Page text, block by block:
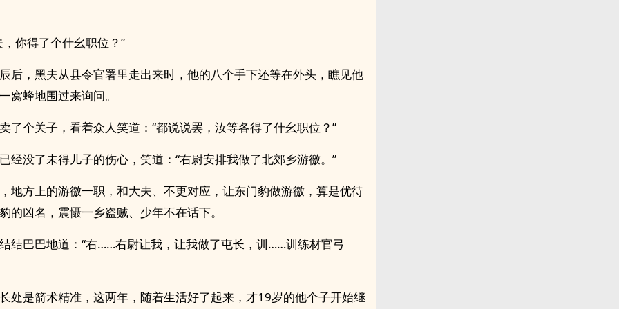
，你得了个什幺职位？”
后，黑夫从县令官署里走出来时，他的八个手下还等在外头，瞧见他
窝蜂地围过来询问。
了个关子，看着众人笑道：“都说说罢，汝等各得了什幺职位？”
经没了未得儿子的伤心，笑道：“右尉安排我做了北郊乡游徼。”
地方上的游徼一职，和大夫、不更对应，让东门豹做游徼，算是优待
的凶名，震慑一乡盗贼、少年不在话下。
结巴巴地道：“右……右尉让我，让我做了屯长，训……训练材官弓
处是箭术精准，这两年，随着生活好了起来，才19岁的他个子开始继